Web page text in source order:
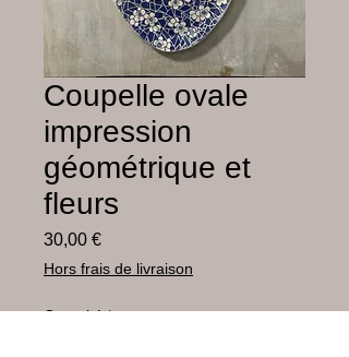
Coupelle ovale
impression
géométrique et
fleurs
30,00 €Prix
Hors frais de livraison
Quantité *